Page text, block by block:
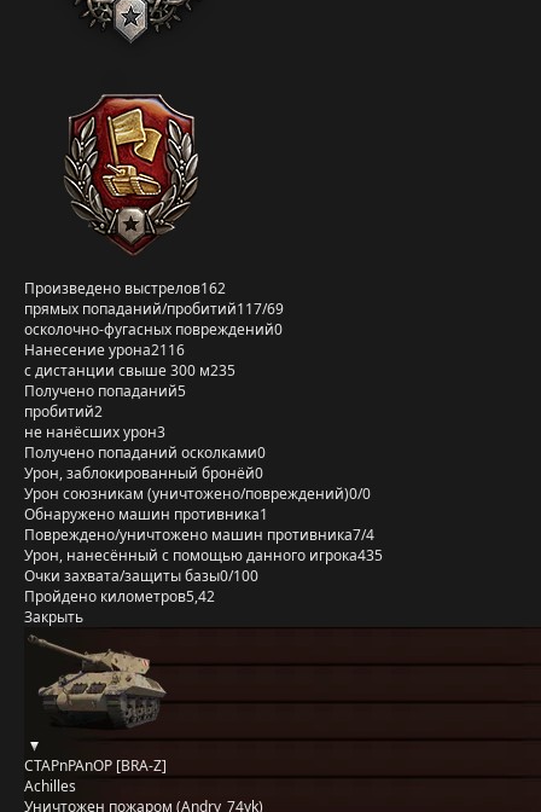
Произведено выстрелов162
прямых попаданий/пробитий117/69
осколочно-фугасных повреждений0
Нанесение урона2116
с дистанции свыше 300 м235
Получено попаданий5
пробитий2
не нанёсших урон3
Получено попаданий осколками0
Урон, заблокированный бронёй0
Урон союзникам (уничтожено/повреждений)0/0
Обнаружено машин противника1
Повреждено/уничтожено машин противника7/4
Урон, нанесённый с помощью данного игрока435
Очки захвата/защиты базы0/100
Пройдено километров5,42
Закрыть
CTAPnPAnOP [BRA-Z]
Achilles
Уничтожен пожаром (Andry_74yk)